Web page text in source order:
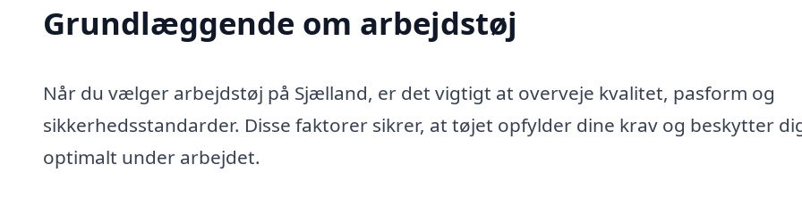
Grundlæggende om arbejdstøj
Når du vælger arbejdstøj på Sjælland, er det vigtigt at overveje kvalitet, pasform og
sikkerhedsstandarder. Disse faktorer sikrer, at tøjet opfylder dine krav og beskytter
optimalt under arbejdet.